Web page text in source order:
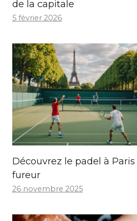
de la capitale
5 février 2026
Découvrez le padel à
fureur
26 novembre 2025